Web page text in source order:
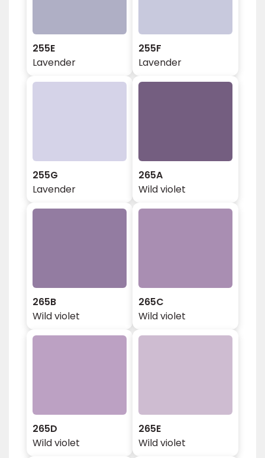
255E
Lavender
255F
Lavender
255G
Lavender
265A
Wild violet
265B
Wild violet
265C
Wild violet
265D
Wild violet
265E
Wild violet